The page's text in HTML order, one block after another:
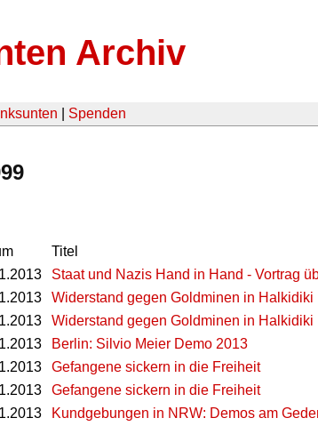
Archiv
Spenden
Titel
Staat und Nazis Hand in Hand - Vortrag
Widerstand gegen Goldminen in Halkidiki
Widerstand gegen Goldminen in Halkidiki
Berlin: Silvio Meier Demo 2013
Gefangene sickern in die Freiheit
Gefangene sickern in die Freiheit
Kundgebungen in NRW: Demos am